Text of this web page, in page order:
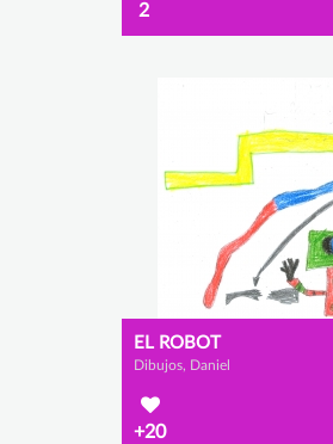
2
EL ROBOT
Dibujos, Daniel
+20